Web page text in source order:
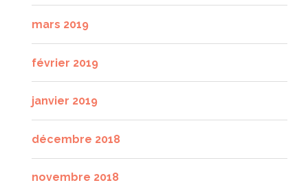
mars 2019
février 2019
janvier 2019
décembre 2018
novembre 2018